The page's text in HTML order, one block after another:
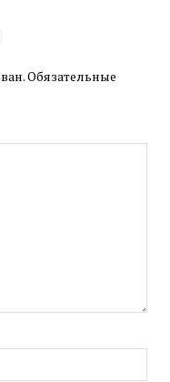
Обязательные